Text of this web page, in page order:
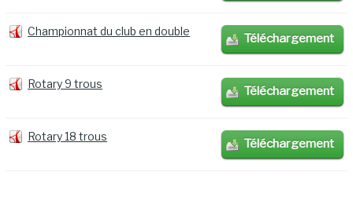
Championnat du club en double Téléchargement
Rotary 9 trous Téléchargement
Rotary 18 trous Téléchargement